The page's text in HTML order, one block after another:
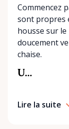
Commencez
sont propres
housse sur
doucement
chaise.
U...
Lire la suite